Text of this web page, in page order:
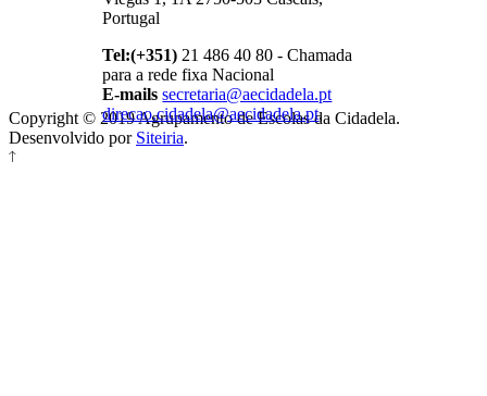
Portugal
Tel:(+351) 21 486 40 80 - Chamada
para a rede fixa Nacional
E-mailssecretaria@aecidadela.pt
direcao.cidadela@aecidadela.pt,
Copyright © 2019 Agrupamento de Escolas da Cidadela.
Desenvolvido por Siteiria.